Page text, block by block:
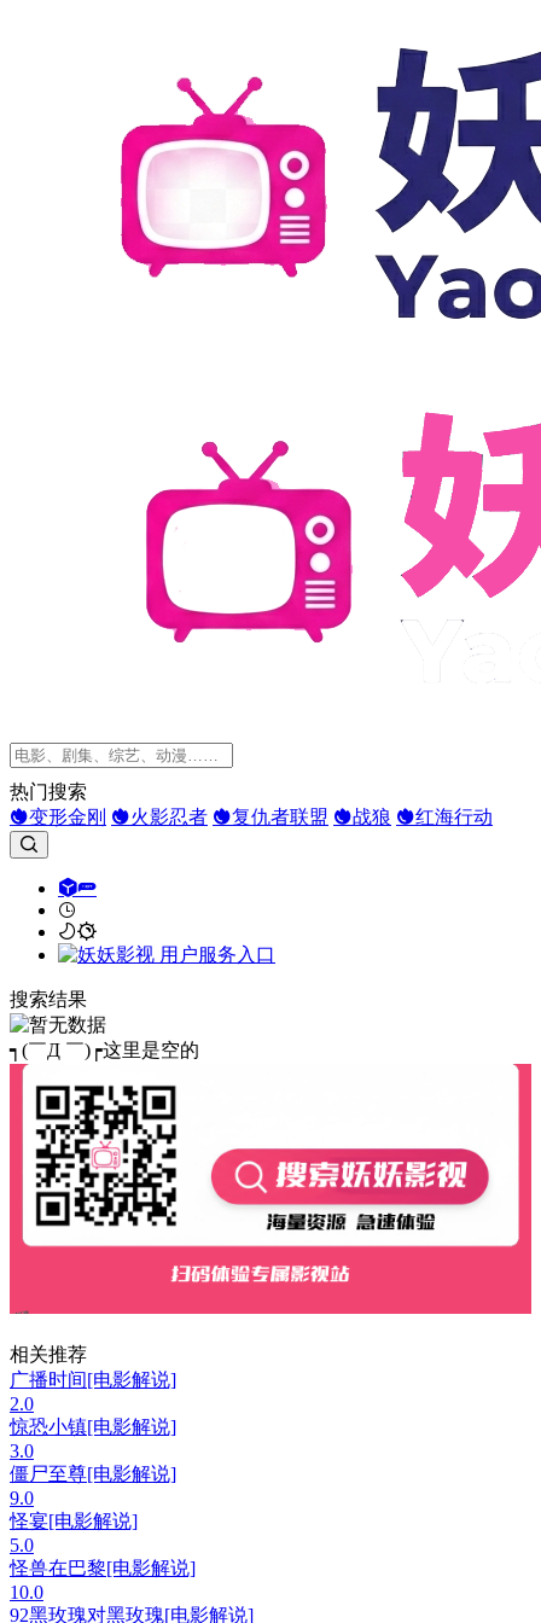
热门搜索
变形金刚
火影忍者 复仇者联盟 战狼 红海行动
搜索结果
┑(￣Д ￣)┍这里是空的
相关推荐
广播时间[电影解说]
2.0
惊恐小镇[电影解说]
3.0
僵尸至尊[电影解说]
9.0
怪宴[电影解说]
5.0
怪兽在巴黎[电影解说]
10.0
92黑玫瑰对黑玫瑰[电影解说]